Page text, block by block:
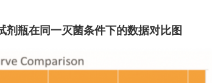
剂瓶在同一灭菌条件下的数据对比图